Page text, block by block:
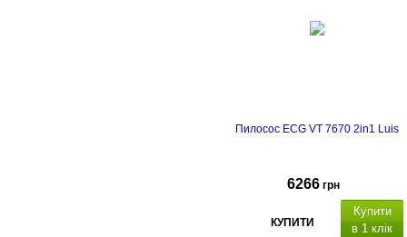
Пилосос ECG VT 7670 2in1 Luis
6266 грн
КУПИТИ
Купити
в 1 клік